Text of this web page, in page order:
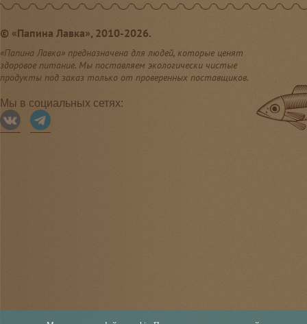
© «Папина Лавка», 2010-2026.
«Папина Лавка» предназначена для людей, которые ценят
здоровое питание. Мы поставляем экологически чистые
продукты под заказ только от проверенных поставщиков.
Мы в социальных сетях: